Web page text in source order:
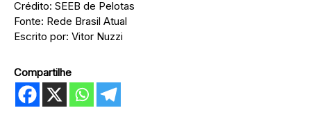
Crédito: SEEB de Pelotas
Fonte: Rede Brasil Atual
Escrito por: Vitor Nuzzi
Compartilhe